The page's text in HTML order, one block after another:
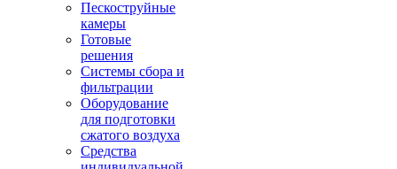
Пескоструйные
камеры
Готовые
решения
Системы сбора и
фильтрации
Оборудование
для подготовки
сжатого воздуха
Средства